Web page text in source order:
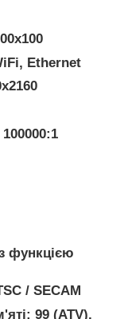
Ethernet
функцією
/ SECAM
99 (ATV),